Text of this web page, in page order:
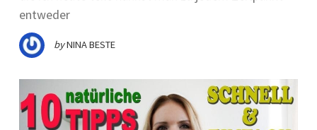
entweder
byNINA BESTE